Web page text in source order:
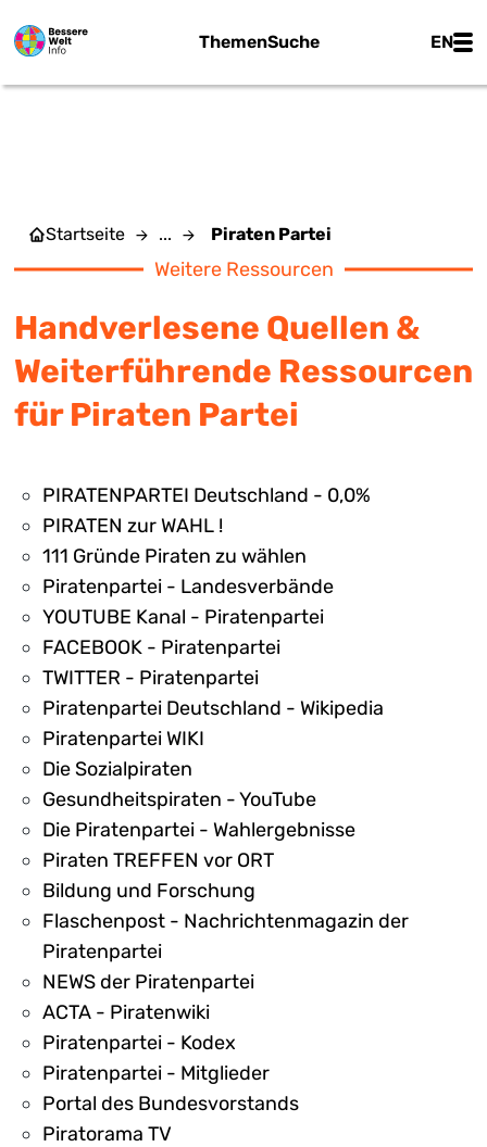
ThemenSuche EN
Startseite ... Piraten Partei
Weitere Ressourcen
Handverlesene Quellen &
Weiterführende Ressourcen
für Piraten Partei
PIRATENPARTEI Deutschland - 0,0%
PIRATEN zur WAHL !
111 Gründe Piraten zu wählen
Piratenpartei - Landesverbände
YOUTUBE Kanal - Piratenpartei
FACEBOOK - Piratenpartei
TWITTER - Piratenpartei
Piratenpartei Deutschland - Wikipedia
Piratenpartei WIKI
Die Sozialpiraten
Gesundheitspiraten - YouTube
Die Piratenpartei - Wahlergebnisse
Piraten TREFFEN vor ORT
Bildung und Forschung
Flaschenpost - Nachrichtenmagazin der
Piratenpartei
NEWS der Piratenpartei
ACTA - Piratenwiki
Piratenpartei - Kodex
Piratenpartei - Mitglieder
Portal des Bundesvorstands
Piratorama TV